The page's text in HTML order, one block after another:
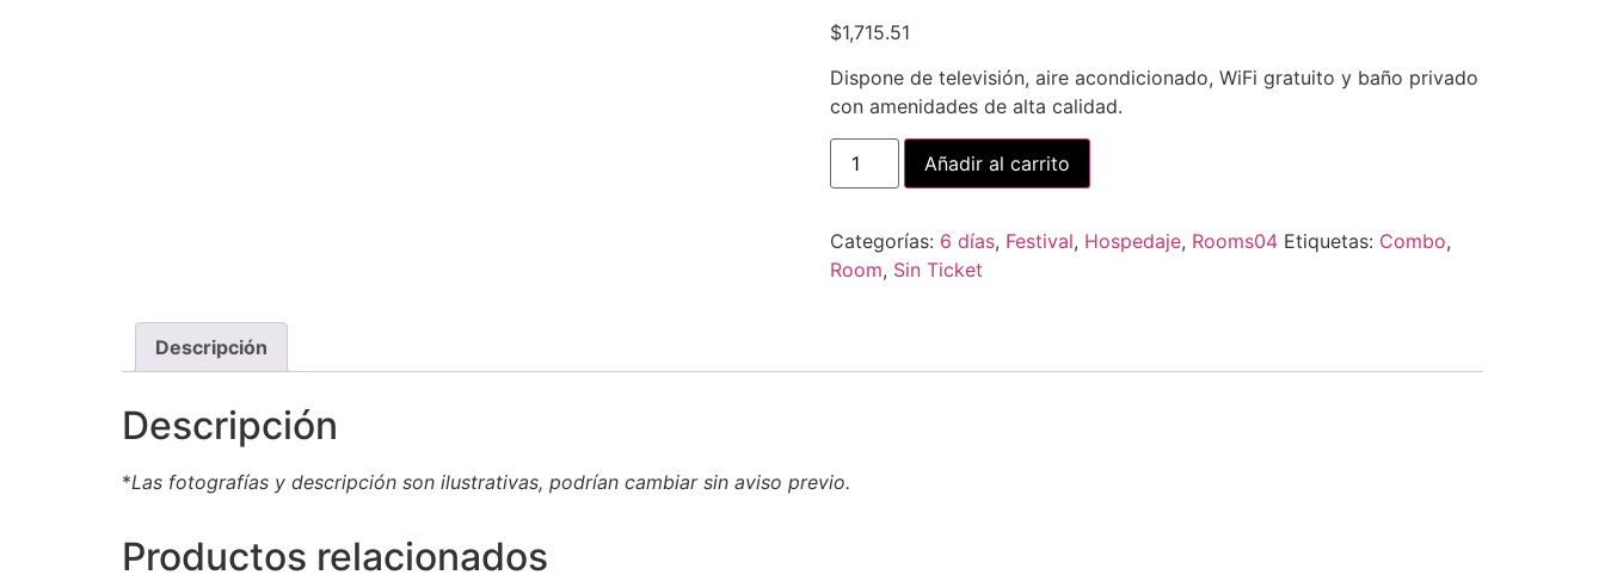
$1,715.51
Dispone de televisión, aire acondicionado, WiFi gratuito y baño privado
con amenidades de alta calidad.
Añadir al carrito
Categorías: 6 días, Festival, Hospedaje, Rooms04 Etiquetas: Combo,
Room, Sin Ticket
Descripción
Descripción
*Las fotografías y descripción son ilustrativas, podrían cambiar sin aviso previo.
Productos relacionados